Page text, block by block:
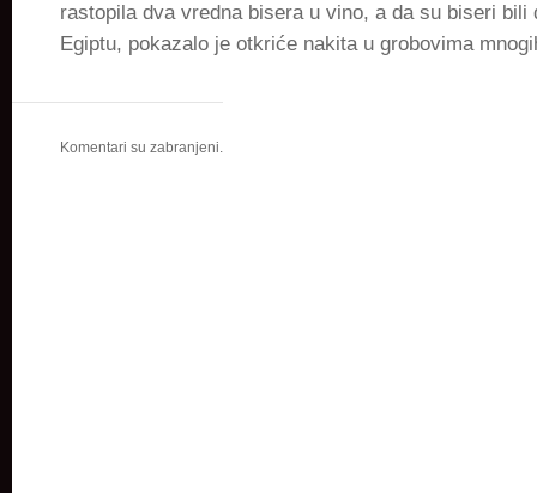
rastopila dva vredna bisera u vino, a da su biseri bili
Egiptu, pokazalo je otkriće nakita u grobovima
Komentari su zabranjeni.